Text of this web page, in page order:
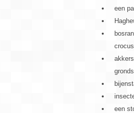
een
een